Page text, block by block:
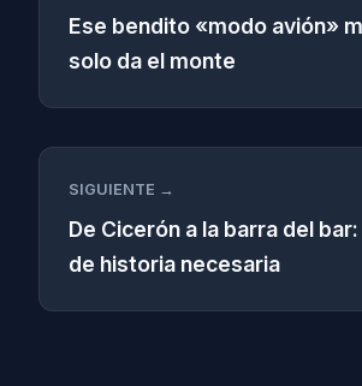
Ese bendito «modo avión»
solo da el monte
SIGUIENTE →
De Cicerón a la barra del
de historia necesaria